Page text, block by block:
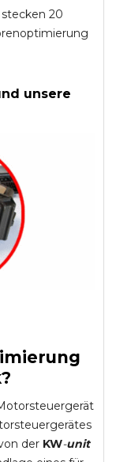
stecken 20
unsere
?
der KW-unit